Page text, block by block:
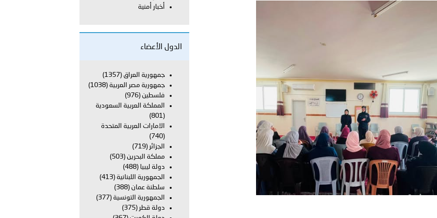
فلسطين ـ 1448/02/22هـ ــ الموافق 2026/08/05 م - الشرطة الفلسطينية والكلية الدولية الجامعية للعلوم والصحة توقعان اتفاقية
في المجالات الأكاديمية والتدريبية، والتوعية والإرشاد المجتمعي..
الإمارات ـ 1448/02/22هـ ــ الموافق 2026/08/05 م - شرطة أبوظبي تحذر من زيادة عدد الركاب في المركبات حفاظًا على سلامة
الإمارات ـ 1448/02/22هـ ــ الموافق 2026/08/05 م - شرطة أبوظبي تطلع وفد الشرطة الإيطالية على منظومتي التأهيل الشرطي
الإمارات ـ 1448/02/22هـ ــ الموافق 2026/08/05 م - شرطة أبوظبي تنظم حملة للتبرع بالدم في منطقة الظفرة تعزيزا للمسؤولية
أخبار أمنية
الدول الأعضاء
جمهورية العراق (1357)
جمهورية مصر العربية (1038)
فلسطين(976)
المملكة العربية السعودية
(801)
الامارات العربية المتحدة
(740)
الجزائر (719)
مملكة البحرين (503)
دولة ليبيا (488)
الجمهورية اللبنانية (413)
سلطنة عمان (388)
الجمهورية التونسية (377)
دولة قطر (375)